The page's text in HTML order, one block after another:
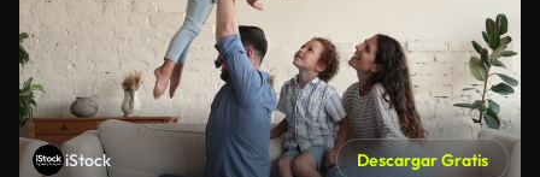
iStock Descargar Gratis